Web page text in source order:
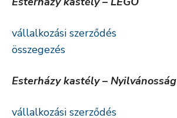
vállalkozási szerződés
összegezés
Esterházy kastély – Nyilvánosság
vállalkozási szerződés